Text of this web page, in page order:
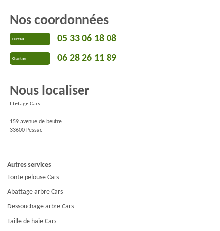
Nos coordonnées
Bureau 05 33 06 18 08
Chantier 06 28 26 11 89
Nous localiser
Etetage Cars
159 avenue de beutre
33600 Pessac
Autres services
Tonte pelouse Cars
Abattage arbre Cars
Dessouchage arbre Cars
Taille de haie Cars